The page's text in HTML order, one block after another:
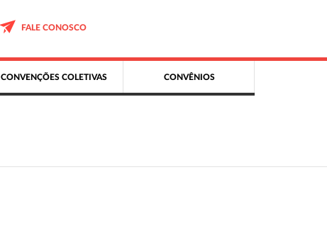
FALE CONOSCO
CONVENÇÕES COLETIVAS CONVÊNIOS